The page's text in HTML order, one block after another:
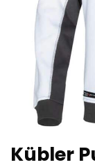
Kübler